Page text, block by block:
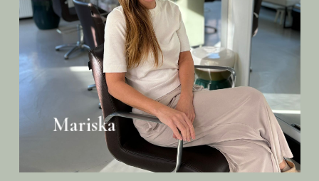
Mariska